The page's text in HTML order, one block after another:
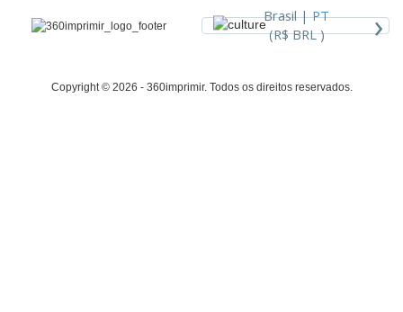
Brasil |PT
(R$ BRL )
›
Copyright © 2026 - 360imprimir. Todos os direitos reservados.